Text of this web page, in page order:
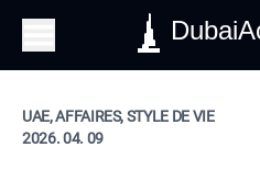
UAE, AFFAIRES, STYLE DE VIE
2026. 04. 09